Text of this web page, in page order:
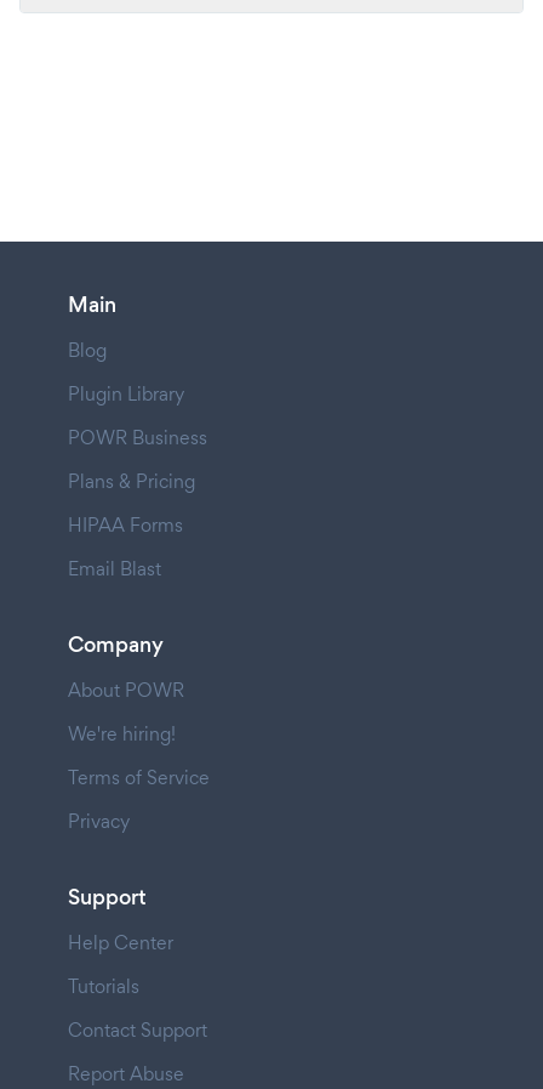
Main
Blog
Plugin Library
POWR Business
Plans & Pricing
HIPAA Forms
Email Blast
Company
About POWR
We're hiring!
Terms of Service
Privacy
Support
Help Center
Tutorials
Contact Support
Report Abuse